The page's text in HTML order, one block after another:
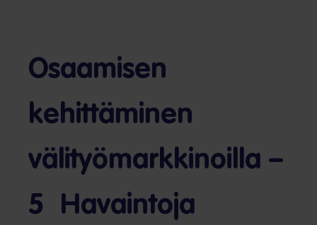
Osaamisen
kehittäminen
välityömarkkinoilla –
5 Havaintoja